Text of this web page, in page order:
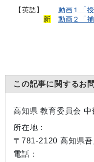
【英語】 動画１「
新
動画２「
この記事に関するお
高知県 教育委員会
所在地：
〒781-2120 高知県
電話：